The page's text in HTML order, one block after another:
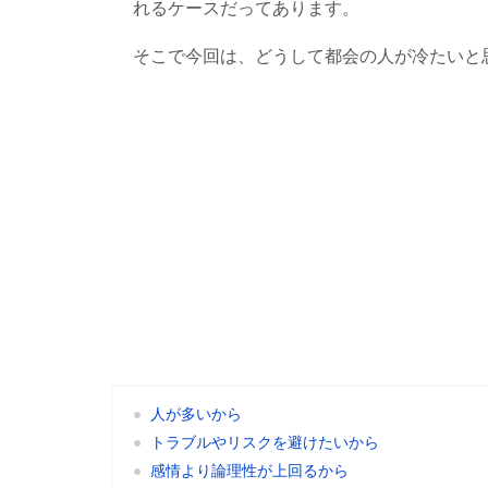
れるケースだってあります。
そこで今回は、どうして都会の人が冷たいと
人が多いから
トラブルやリスクを避けたいから
感情より論理性が上回るから